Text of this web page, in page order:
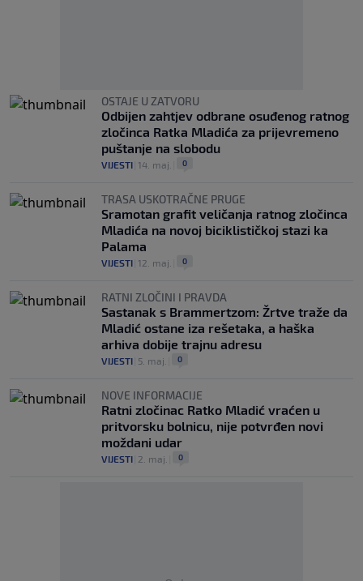
OSTAJE U ZATVORU
Odbijen zahtjev odbrane osuđenog ratnog
zločinca Ratka Mladića za prijevremeno
puštanje na slobodu
VIJESTI 14. maj. 0
TRASA USKOTRAČNE PRUGE
Sramotan grafit veličanja ratnog zločinca
Mladića na novoj biciklističkoj stazi ka
Palama
VIJESTI 12. maj. 0
RATNI ZLOČINI I PRAVDA
Sastanak s Brammertzom: Žrtve traže da
Mladić ostane iza rešetaka, a haška
arhiva dobije trajnu adresu
VIJESTI 5. maj. 0
NOVE INFORMACIJE
Ratni zločinac Ratko Mladić vraćen u
pritvorsku bolnicu, nije potvrđen novi
moždani udar
VIJESTI 2. maj. 0